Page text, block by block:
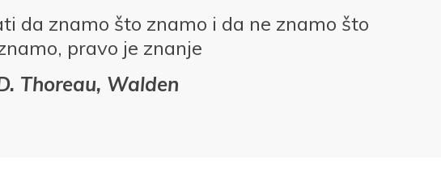
da znamo što znamo i da ne znamo što
pravo je znanje
Thoreau, Walden